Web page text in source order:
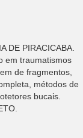
DE PIRACICABA.
em traumatismos
de fragmentos,
métodos de
bucais.